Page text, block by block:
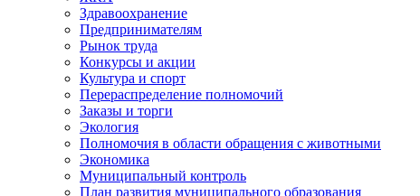
Здравоохранение
Предпринимателям
Рынок труда
Конкурсы и акции
Культура и спорт
Перераспределение полномочий
Заказы и торги
Экология
Полномочия в области обращения с животными
Экономика
Муниципальный контроль
План развития муниципального образования